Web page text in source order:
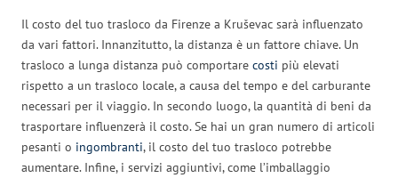
Il costo del tuo trasloco da Firenze a Kruševac sarà influenzato
da vari fattori. Innanzitutto, la distanza è un fattore chiave. Un
trasloco a lunga distanza può comportare costi più elevati
rispetto a un trasloco locale, a causa del tempo e del carburante
necessari per il viaggio. In secondo luogo, la quantità di beni da
trasportare influenzerà il costo. Se hai un gran numero di articoli
pesanti o ingombranti, il costo del tuo trasloco potrebbe
aumentare. Infine, i servizi aggiuntivi, come l’imballaggio